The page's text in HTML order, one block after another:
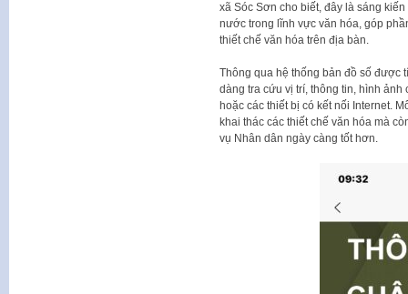
xã Sóc Sơn cho biết, đây là sáng
nước trong lĩnh vực văn hóa, góp
thiết chế văn hóa trên địa bàn.
Thông qua hệ thống bản đồ số được
dàng tra cứu vị trí, thông tin, hình
hoặc các thiết bị có kết nối Internet.
khai thác các thiết chế văn hóa mà
vụ Nhân dân ngày càng tốt hơn.